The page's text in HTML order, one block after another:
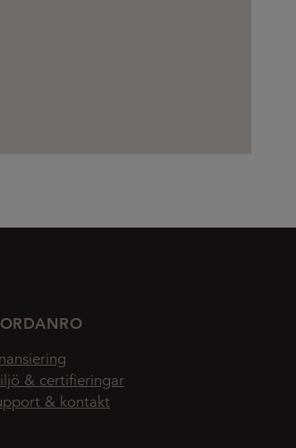
& certifieringar
& kontakt